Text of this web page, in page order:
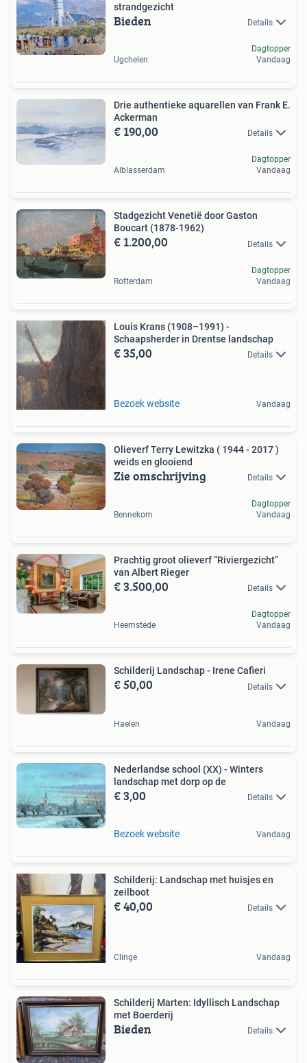
strandgezicht
Bieden Details
Ugchelen
Dagtopper
Vandaag
Drie authentieke aquarellen van Frank E.
Ackerman
€ 190,00 Details
Alblasserdam
Dagtopper
Vandaag
Stadgezicht Venetië door Gaston
Boucart (1878-1962)
€ 1.200,00 Details
Rotterdam
Dagtopper
Vandaag
Louis Krans (1908–1991) -
Schaapsherder in Drentse landschap
€ 35,00 Details
Bezoek website Vandaag
Olieverf Terry Lewitzka ( 1944 - 2017 )
weids en glooiend
Zie omschrijving Details
Bennekom
Dagtopper
Vandaag
Prachtig groot olieverf “Riviergezicht”
van Albert Rieger
€ 3.500,00 Details
Heemstede
Dagtopper
Vandaag
Schilderij Landschap - Irene Cafieri
€ 50,00 Details
Haelen Vandaag
Nederlandse school (XX) - Winters
landschap met dorp op de
€ 3,00 Details
Bezoek website Vandaag
Schilderij: Landschap met huisjes en
zeilboot
€ 40,00 Details
Clinge Vandaag
Schilderij Marten: Idyllisch Landschap
met Boerderij
Bieden Details